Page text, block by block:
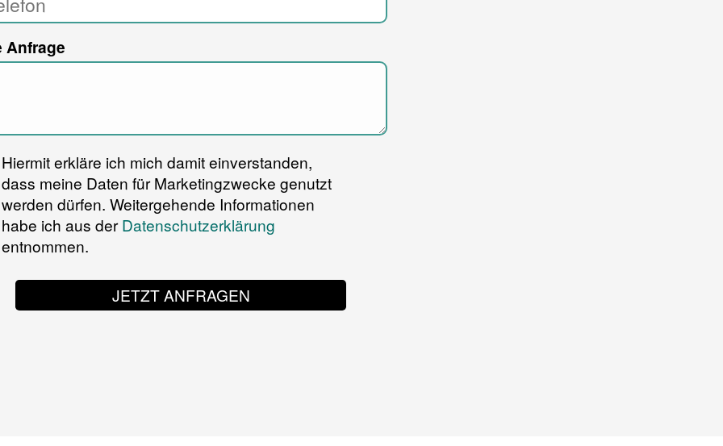
Anfrage
Hiermit erkläre ich mich damit einverstanden,
dass meine Daten für Marketingzwecke genutzt
werden dürfen. Weitergehende Informationen
habe ich aus derDatenschutzerklärung
entnommen.
JETZT ANFRAGEN